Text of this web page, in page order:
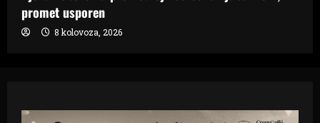
promet usporen
8 kolovoza, 2026